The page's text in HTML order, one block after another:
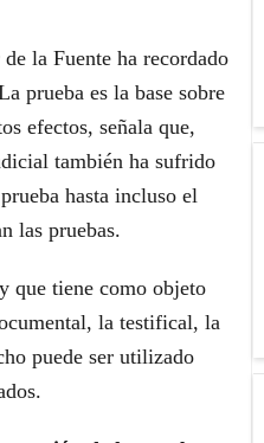
la Fuente ha recordado
prueba es la base sobre
efectos, señala que,
también ha sufrido
hasta incluso el
las pruebas.
que tiene como objeto
la testifical, la
puede ser utilizado